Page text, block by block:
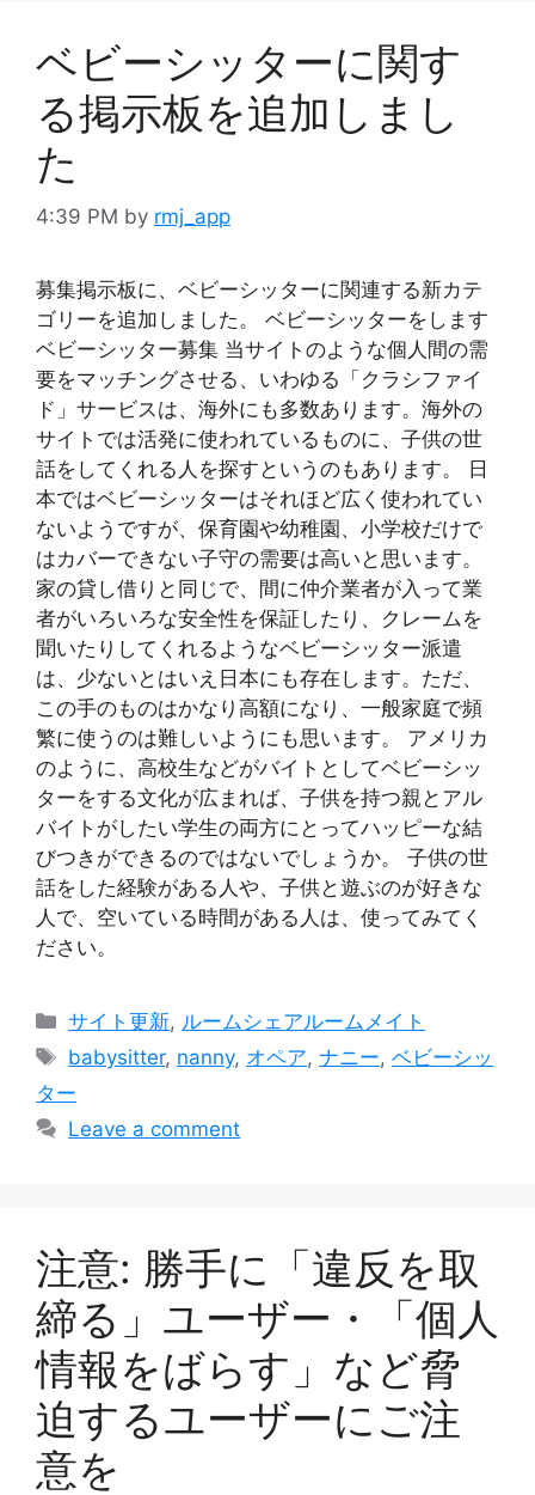
ベビーシッターに関す
る掲示板を追加しまし
た
4:39 PM by rmj_app
募集掲示板に、ベビーシッターに関連する新カテ
ゴリーを追加しました。 ベビーシッターをします
ベビーシッター募集 当サイトのような個人間の需
要をマッチングさせる、いわゆる「クラシファイ
ド」サービスは、海外にも多数あります。海外の
サイトでは活発に使われているものに、子供の世
話をしてくれる人を探すというのもあります。 日
本ではベビーシッターはそれほど広く使われてい
ないようですが、保育園や幼稚園、小学校だけで
はカバーできない子守の需要は高いと思います。
家の貸し借りと同じで、間に仲介業者が入って業
者がいろいろな安全性を保証したり、クレームを
聞いたりしてくれるようなベビーシッター派遣
は、少ないとはいえ日本にも存在します。ただ、
この手のものはかなり高額になり、一般家庭で頻
繁に使うのは難しいようにも思います。 アメリカ
のように、高校生などがバイトとしてベビーシッ
ターをする文化が広まれば、子供を持つ親とアル
バイトがしたい学生の両方にとってハッピーな結
びつきができるのではないでしょうか。 子供の世
話をした経験がある人や、子供と遊ぶのが好きな
人で、空いている時間がある人は、使ってみてく
ださい。
Categories
サイト更新, ルームシェアルームメイト
Tags
babysitter, nanny, オペア,ナニー,ベビーシッ
ター
Leave a comment
注意: 勝手に「違反を取
締る」ユーザー・「個人
情報をばらす」など脅
迫するユーザーにご注
意を